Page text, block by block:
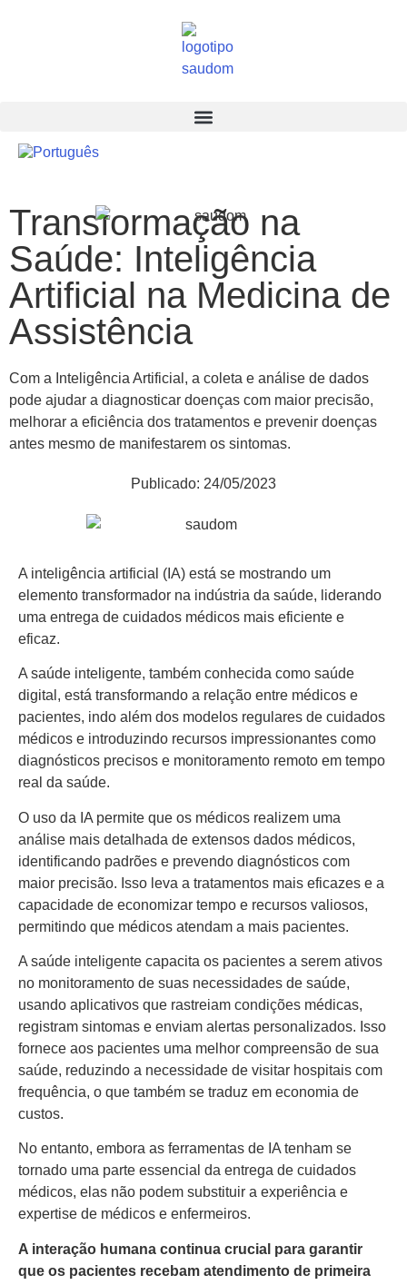
Transformação na
Saúde: Inteligência
Artificial na Medicina de
Assistência
Com a Inteligência Artificial, a coleta e análise de dados
pode ajudar a diagnosticar doenças com maior precisão,
melhorar a eficiência dos tratamentos e prevenir doenças
antes mesmo de manifestarem os sintomas.
Publicado: 24/05/2023
A inteligência artificial (IA) está se mostrando um
elemento transformador na indústria da saúde, liderando
uma entrega de cuidados médicos mais eficiente e
eficaz.
A saúde inteligente, também conhecida como saúde
digital, está transformando a relação entre médicos e
pacientes, indo além dos modelos regulares de cuidados
médicos e introduzindo recursos impressionantes como
diagnósticos precisos e monitoramento remoto em tempo
real da saúde.
O uso da IA permite que os médicos realizem uma
análise mais detalhada de extensos dados médicos,
identificando padrões e prevendo diagnósticos com
maior precisão. Isso leva a tratamentos mais eficazes e a
capacidade de economizar tempo e recursos valiosos,
permitindo que médicos atendam a mais pacientes.
A saúde inteligente capacita os pacientes a serem ativos
no monitoramento de suas necessidades de saúde,
usando aplicativos que rastreiam condições médicas,
registram sintomas e enviam alertas personalizados. Isso
fornece aos pacientes uma melhor compreensão de sua
saúde, reduzindo a necessidade de visitar hospitais com
frequência, o que também se traduz em economia de
custos.
No entanto, embora as ferramentas de IA tenham se
tornado uma parte essencial da entrega de cuidados
médicos, elas não podem substituir a experiência e
expertise de médicos e enfermeiros.
A interação humana continua crucial para garantir
que os pacientes recebam atendimento de primeira